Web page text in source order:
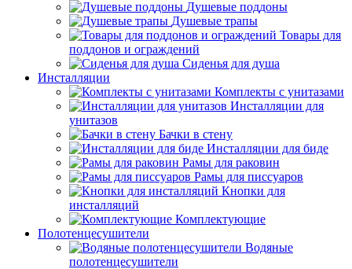
Душевые поддоны
Душевые трапы
Товары для
поддонов и ограждений
Сиденья для душа
Инсталляции
Комплекты с унитазами
Инсталляции для
унитазов
Бачки в стену
Инсталляции для биде
Рамы для раковин
Рамы для писсуаров
Кнопки для
инсталляций
Комплектующие
Полотенцесушители
Водяные
полотенцесушители